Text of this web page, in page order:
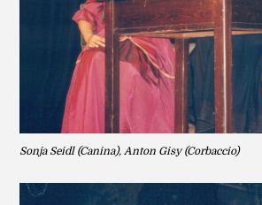
Sonja Seidl (Canina), Anton Gisy (Corbaccio)